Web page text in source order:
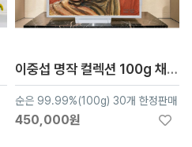
이중섭 명작 컬렉션 100g 채색실버
순은 99.99%(100g) 30개 한정판매
450,000원